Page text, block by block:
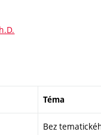
Téma
Bez